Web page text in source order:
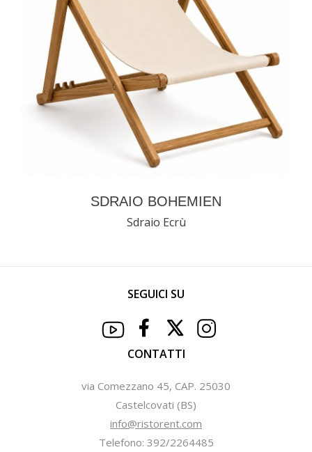
SDRAIO BOHEMIEN
Sdraio Ecrù
SEGUICI SU
CONTATTI
via Comezzano 45, CAP. 25030
Castelcovati (BS)
info@ristorent.com
Telefono: 392/2264485